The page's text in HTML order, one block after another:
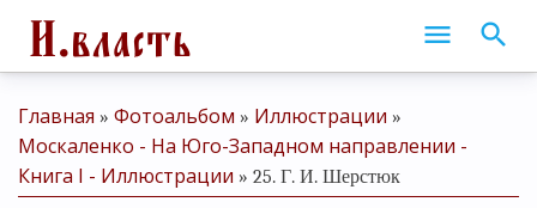
Главная » Фотоальбом » Иллюстрации »
Москаленко - На Юго-Западном направлении -
Книга I - Иллюстрации » 25. Г. И. Шерстюк